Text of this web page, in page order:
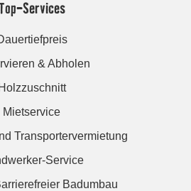
Services
& Abholen
Holzzuschnitt
Mietservice
Transportervermietung
Service
Badumbau